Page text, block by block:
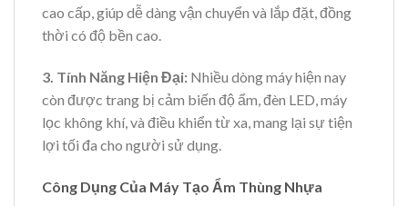
cao cấp, giúp dễ dàng vận chuyển và lắp đặt, đồng
thời có độ bền cao.
3. Tính Năng Hiện Đại: Nhiều dòng máy hiện nay
còn được trang bị cảm biến độ ẩm, đèn LED, máy
lọc không khí, và điều khiển từ xa, mang lại sự tiện
lợi tối đa cho người sử dụng.
Công Dụng Của Máy Tạo Ẩm Thùng Nhựa